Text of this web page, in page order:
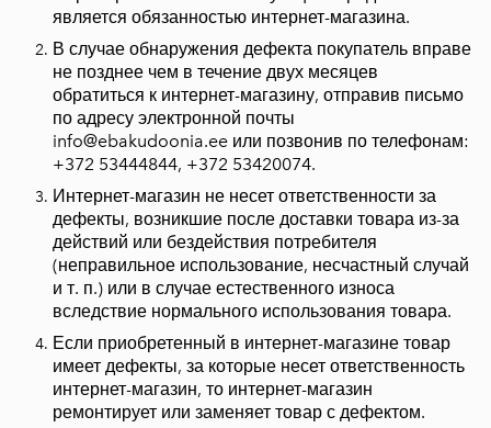
является обязанностью интернет-магазина.
В случае обнаружения дефекта покупатель вправе
не позднее чем в течение двух месяцев
обратиться к интернет-магазину, отправив письмо
по адресу электронной почты
info@ebakudoonia.ee или позвонив по телефонам:
+372 53444844, +372 53420074.
Интернет-магазин не несет ответственности за
дефекты, возникшие после доставки товара из-за
действий или бездействия потребителя
(неправильное использование, несчастный случай
и т. п.) или в случае естественного износа
вследствие нормального использования товара.
Если приобретенный в интернет-магазине товар
имеет дефекты, за которые несет ответственность
интернет-магазин, то интернет-магазин
ремонтирует или заменяет товар с дефектом.